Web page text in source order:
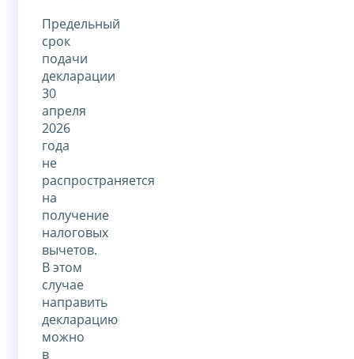
Предельный
срок
подачи
декларации
30
апреля
2026
года
не
распространяется
на
получение
налоговых
вычетов.
В этом
случае
направить
декларацию
можно
в